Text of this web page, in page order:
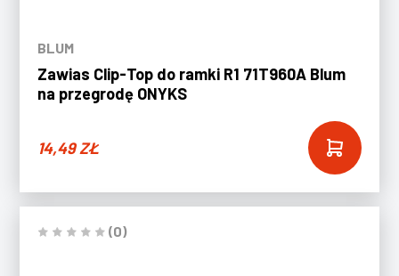
BLUM
Zawias Clip-Top do ramki R1 71T960A Blum
na przegrodę ONYKS
14,49ZŁ
(0)